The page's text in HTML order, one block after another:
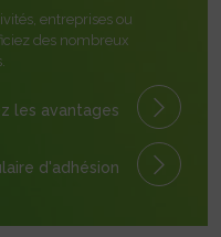
entreprises ou
des nombreux
les avantages
d'adhésion